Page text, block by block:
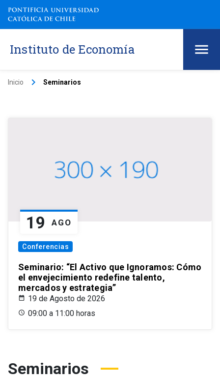
Instituto de Economía
Inicio keyboard_arrow_right Seminarios
19 AGO
Conferencias
Seminario: “El Activo que Ignoramos: Cómo
el envejecimiento redefine talento,
mercados y estrategia”
19 de Agosto de 2026
09:00 a 11:00 horas
Seminarios